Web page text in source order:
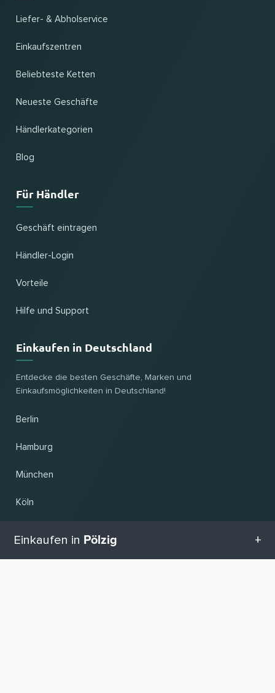
Liefer- & Abholservice
Einkaufszentren
Beliebteste Ketten
Neueste Geschäfte
Händlerkategorien
Blog
Für Händler
Geschäft eintragen
Händler-Login
Vorteile
Hilfe und Support
Einkaufen in Deutschland
Entdecke die besten Geschäfte, Marken und
Einkaufsmöglichkeiten in Deutschland!
Berlin
Hamburg
München
Köln
Hannover
Einkaufen in Pölzig